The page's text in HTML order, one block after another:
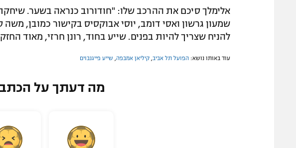
אלימלך סיכם את ההרכב שלו: "חודורוב כנראה בשער.
שמעון גרשון ואסי דומב, יוסי אבוקסיס בקישור כמובן, משה
להניח שצריך להיות בפנים. שייע בחוד, רונן חרזי, מאוד
עוד באותו נושא: הפועל תל אביב, קיליאן אמבפה, שייע פייגנבוים
מה דעתך על